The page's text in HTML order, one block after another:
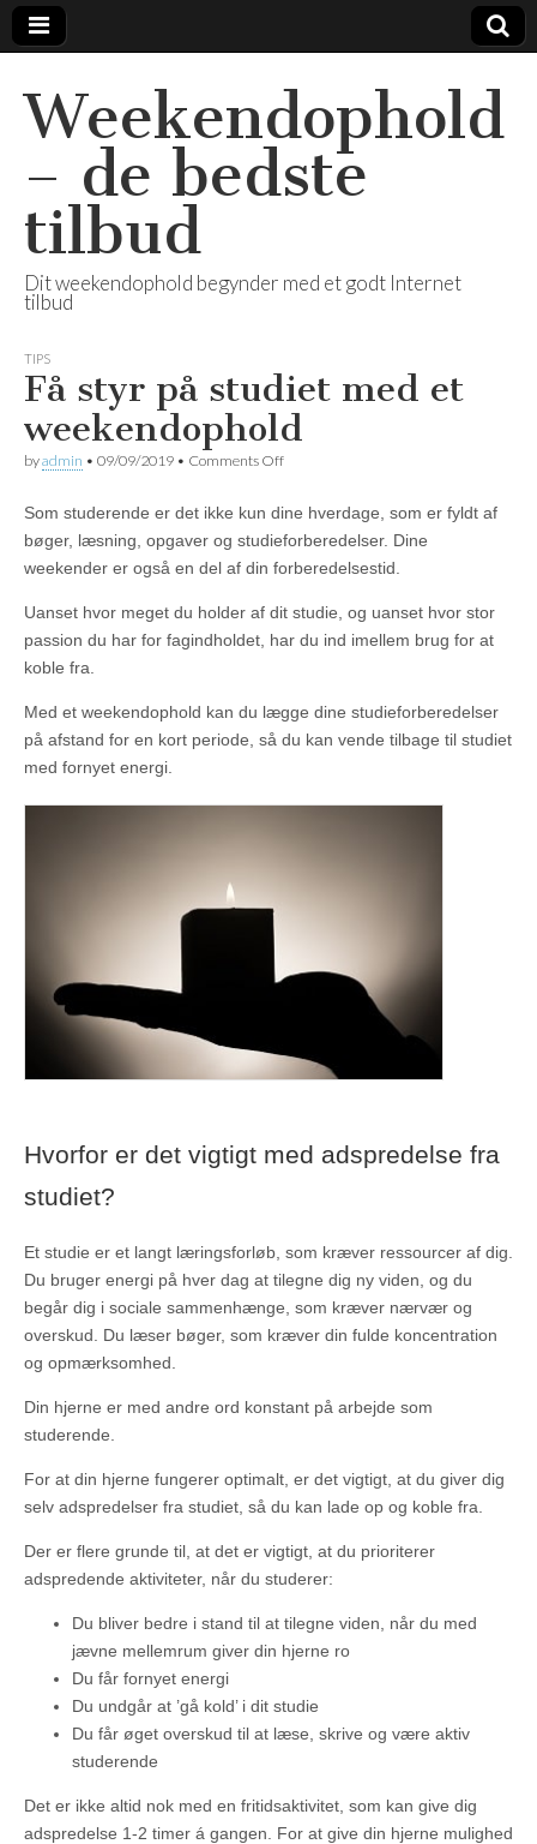
Weekendophold
– de bedste
tilbud
Dit weekendophold begynder med et godt Internet
tilbud
TIPS
Få styr på studiet med et
weekendophold
byadmin • 09/09/2019 • Comments Off
Som studerende er det ikke kun dine hverdage, som er fyldt af
bøger, læsning, opgaver og studieforberedelser. Dine
weekender er også en del af din forberedelsestid.
Uanset hvor meget du holder af dit studie, og uanset hvor stor
passion du har for fagindholdet, har du ind imellem brug for at
koble fra.
Med et weekendophold kan du lægge dine studieforberedelser
på afstand for en kort periode, så du kan vende tilbage til studiet
med fornyet energi.
Hvorfor er det vigtigt med adspredelse fra
studiet?
Et studie er et langt læringsforløb, som kræver ressourcer af dig.
Du bruger energi på hver dag at tilegne dig ny viden, og du
begår dig i sociale sammenhænge, som kræver nærvær og
overskud. Du læser bøger, som kræver din fulde koncentration
og opmærksomhed.
Din hjerne er med andre ord konstant på arbejde som
studerende.
For at din hjerne fungerer optimalt, er det vigtigt, at du giver dig
selv adspredelser fra studiet, så du kan lade op og koble fra.
Der er flere grunde til, at det er vigtigt, at du prioriterer
adspredende aktiviteter, når du studerer:
Du bliver bedre i stand til at tilegne viden, når du med
jævne mellemrum giver din hjerne ro
Du får fornyet energi
Du undgår at ’gå kold’ i dit studie
Du får øget overskud til at læse, skrive og være aktiv
studerende
Det er ikke altid nok med en fritidsaktivitet, som kan give dig
adspredelse 1-2 timer á gangen. For at give din hjerne mulighed